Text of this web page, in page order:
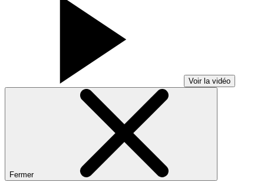
Voir la vidéo
Fermer